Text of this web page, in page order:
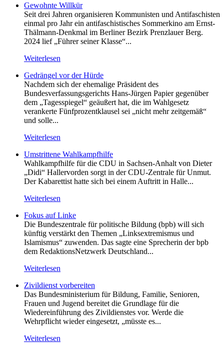
Gewohnte Willkür
Seit drei Jahren organisieren Kommunisten und Antifaschisten
einmal pro Jahr ein antifaschistisches Sommerkino am Ernst-
Thälmann-Denkmal im Berliner Bezirk Prenzlauer Berg.
2024 lief „Führer seiner Klasse“...
Weiterlesen
Gedrängel vor der Hürde
Nachdem sich der ehemalige Präsident des
Bundesverfassungsgerichts Hans-Jürgen Papier gegenüber
dem „Tagesspiegel“ geäußert hat, die im Wahlgesetz
verankerte Fünfprozentklausel sei „nicht mehr zeitgemäß“
und solle...
Weiterlesen
Umstrittene Wahlkampfhilfe
Wahlkampfhilfe für die CDU in Sachsen-Anhalt von Dieter
„Didi“ Hallervorden sorgt in der CDU-Zentrale für Unmut.
Der Kabarettist hatte sich bei einem Auftritt in Halle...
Weiterlesen
Fokus auf Linke
Die Bundeszentrale für politische Bildung (bpb) will sich
künftig verstärkt den Themen „Linksextremismus und
Islamismus“ zuwenden. Das sagte eine Sprecherin der bpb
dem RedaktionsNetzwerk Deutschland...
Weiterlesen
Zivildienst vorbereiten
Das Bundesministerium für Bildung, Familie, Senioren,
Frauen und Jugend bereitet die Grundlage für die
Wiedereinführung des Zivildienstes vor. Werde die
Wehrpflicht wieder eingesetzt, „müsste es...
Weiterlesen